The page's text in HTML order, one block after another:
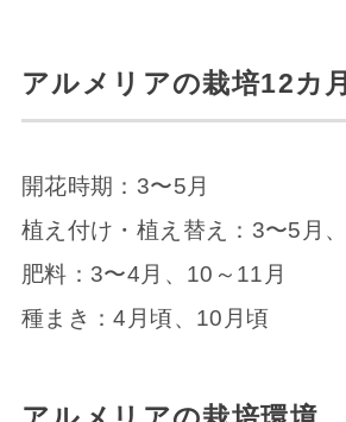
アルメリアの栽培12カ
開花時期：3〜5月
植え付け・植え替え：3〜5月
肥料：3〜4月、10～11月
種まき：4月頃、10月頃